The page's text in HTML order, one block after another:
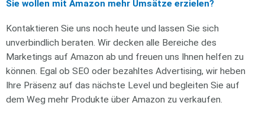
Sie wollen mit Amazon mehr Umsätze erzielen?
Kontaktieren Sie uns noch heute und lassen Sie sich
unverbindlich beraten. Wir decken alle Bereiche des
Marketings auf Amazon ab und freuen uns Ihnen helfen zu
können. Egal ob SEO oder bezahltes Advertising, wir heben
Ihre Präsenz auf das nächste Level und begleiten Sie auf
dem Weg mehr Produkte über Amazon zu verkaufen.